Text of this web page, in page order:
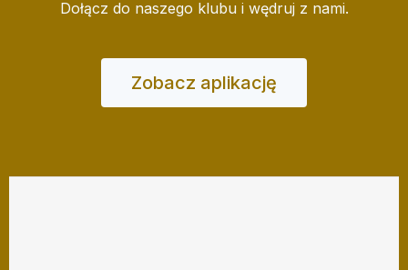
Dołącz do naszego klubu i wędruj z nami.
Zobacz aplikację